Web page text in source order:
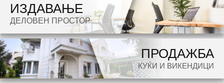
ИЗДАВАЊЕ
ДЕЛОВЕН ПРОСТОР
ПРОДАЖБА
КУЌИ И ВИКЕНДИЦИ